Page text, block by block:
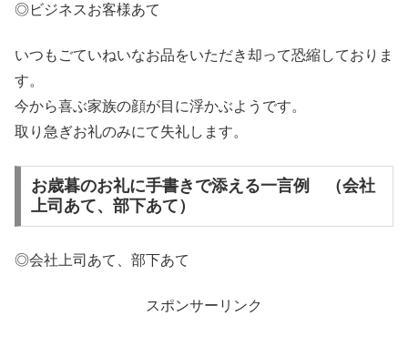
◎ビジネスお客様あて
いつもごていねいなお品をいただき却って恐縮しておりま
す。
今から喜ぶ家族の顔が目に浮かぶようです。
取り急ぎお礼のみにて失礼します。
お歳暮のお礼に手書きで添える一言例 （会社
上司あて、部下あて）
◎会社上司あて、部下あて
スポンサーリンク